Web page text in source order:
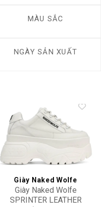
MÀU SẮC
NGÀY SẢN XUẤT
Giày Naked Wolfe
Giày Naked Wolfe
SPRINTER LEATHER
‘WHITE’